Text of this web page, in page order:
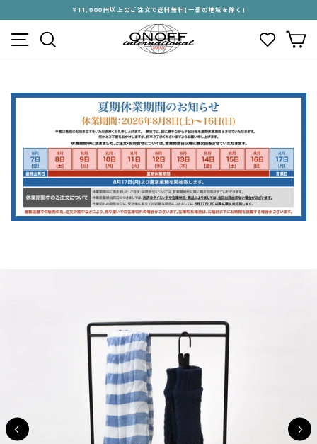
キ
ス
ラ
イ
ョ
ー
を
停
止
す
る
￥11,000円以上のご注文で送料無料(一部の地域を除く)
メニュー